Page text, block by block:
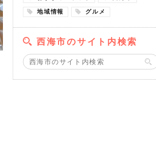
地域情報 グルメ
西海市のサイト内検索